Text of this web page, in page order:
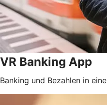
VR Banking App
Banking und Bezahlen in